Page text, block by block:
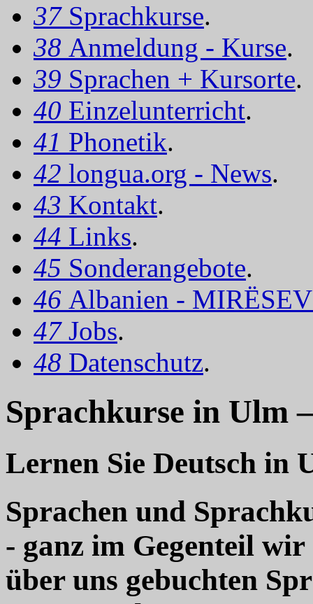
37 Sprachkurse.
38 Anmeldung - Kurse.
39 Sprachen + Kursorte.
40 Einzelunterricht.
41 Phonetik.
42 longua.org - News.
43 Kontakt.
44 Links.
45 Sonderangebote.
46 Albanien -
47 Jobs.
48 Datenschutz.
Sprachkurse in Ulm
Lernen Sie Deutsch in
Sprachen und
- ganz im Gegenteil
über uns gebuchten